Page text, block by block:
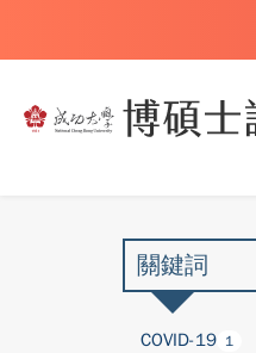
關鍵詞
COVID-19 1